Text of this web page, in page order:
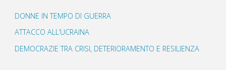
DONNE IN TEMPO DI GUERRA
ATTACCO ALL’UCRAINA
DEMOCRAZIE TRA CRISI, DETERIORAMENTO E RESILIENZA